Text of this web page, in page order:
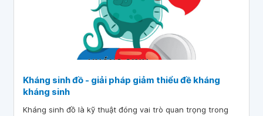
Kháng sinh đồ - giải pháp giảm thiểu đề kháng
kháng sinh
Kháng sinh đồ là kỹ thuật đóng vai trò quan trọng trong